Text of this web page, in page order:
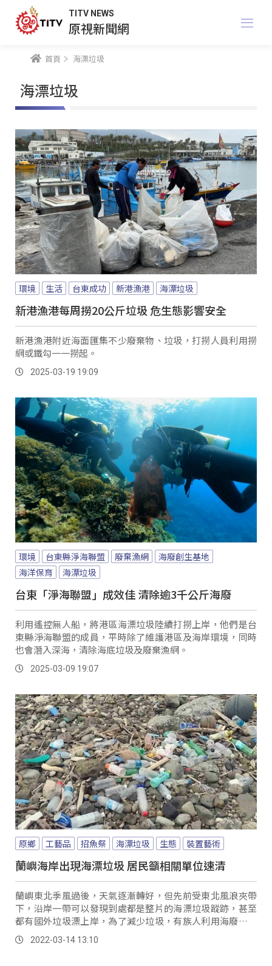
TITV NEWS
原視新聞網
首頁 海漂垃圾
海漂垃圾
環境 生活 台東成功 新港漁港 海漂垃圾
新港漁港每周撈20公斤垃圾 危生態影響安全
新港漁港附近海面匯集不少廢棄物、垃圾，打撈人員利用撈
網或鐵勾一一撈起。
2025-03-19 19:09
環境 台東縣淨海聯盟 廢棄漁網
海廢創生基地
海洋保育
海漂垃圾
台東「淨海聯盟」成效佳 清除逾3千公斤海廢
利用遙控無人船，將港區海漂垃圾陸續打撈上岸，他們是台
東縣淨海聯盟的成員，平時除了維護港區及海岸環境，同時
也會潛入深海，清除海底垃圾及廢棄漁網。
2025-03-09 19:07
原鄉 工藝品 招魚祭 海漂垃圾 生態 裝置藝術
蘭嶼海岸出現海漂垃圾 居民籲相關單位速清
蘭嶼東北季風過後，天氣逐漸轉好，但先前受東北風浪夾帶
下，沿岸一帶可以發現到處都是整片的海漂垃圾蹤跡，甚至
都有國外垃圾漂上岸，為了減少垃圾，有族人利用海廢製作
成工藝品。
2022-03-14 13:10